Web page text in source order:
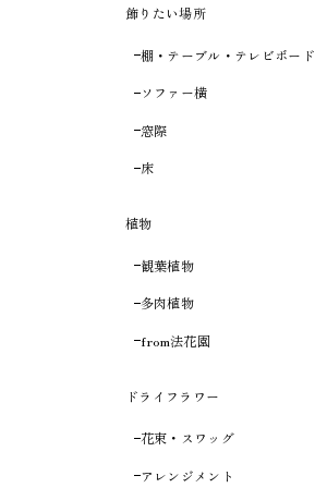
飾りたい場所
棚・テーブル・テレビボード
ソファー横
窓際
床
植物
観葉植物
多肉植物
from法花園
ドライフラワー
花束・スワッグ
アレンジメント